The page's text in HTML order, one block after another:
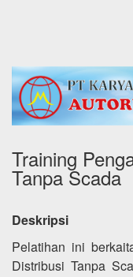
Training
Tanpa Scada
Deskripsi
Pelatihan ini
Distribusi Tanpa